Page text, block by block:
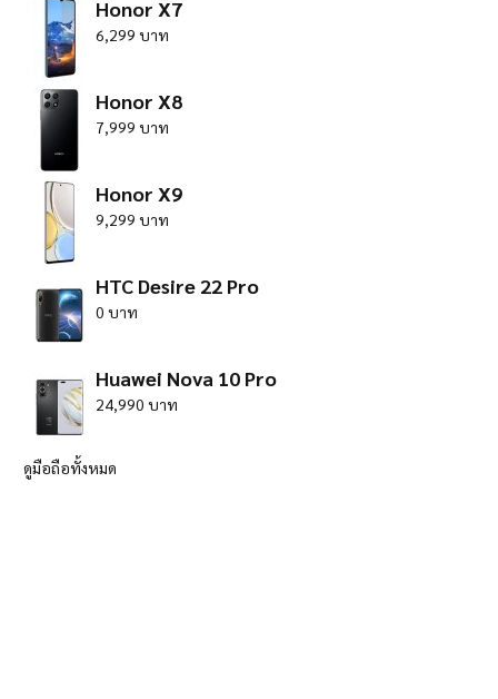
Honor X7
6,299 บาท
Honor X8
7,999 บาท
Honor X9
9,299 บาท
HTC Desire 22 Pro
0 บาท
Huawei Nova 10 Pro
24,990 บาท
ดูมือถือทั้งหมด